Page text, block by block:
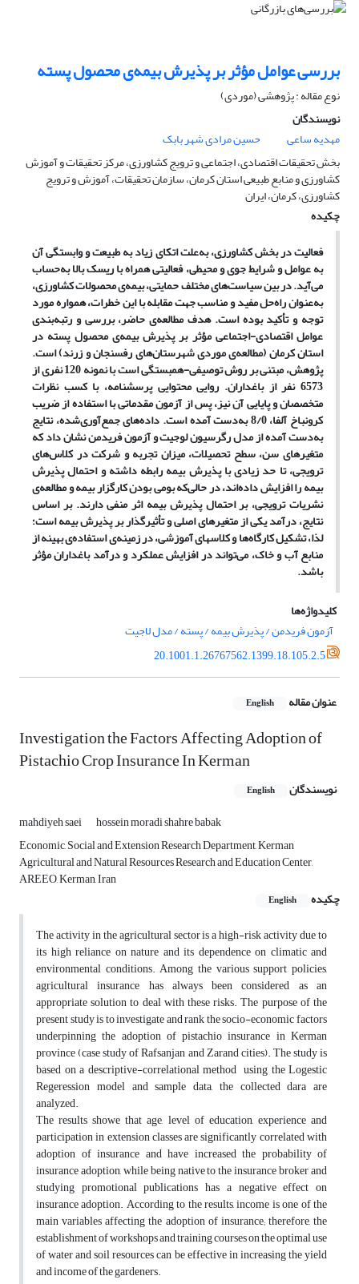
بررسی عوامل مؤثر بر پذیرش بیمه‌ی محصول پسته
نوع مقاله : پژوهشی (موردی)
نویسندگان
مهدیه ساعی
حسین مرادی شهر بابک
بخش تحقیقات اقتصادی، اجتماعی و ترویج کشاورزی، مرکز تحقیقات و آموزش
کشاورزی و منابع طبیعی استان کرمان، سازمان تحقیقات، آموزش و ترویج
کشاورزی، کرمان، ایران
چکیده
فعالیت در بخش کشاورزی، بهعلت اتکای زیاد به طبیعت و وابستگی آن
بهعوامل و شرایط جوی و محیطی، فعالیتی همراه با ریسک بالا بهحساب
میآید. در بین سیاستهای مختلف حمایتی، بیمهی محصولات کشاورزی،
بهعنوان راهحل مفید و مناسب جهت مقابله با این خطرات، همواره مورد
توجه و تأکید بوده است. هدف مطالعهی حاضر، بررسی و رتبهبندی
عوامل اقتصادی-اجتماعی مؤثر بر پذیرش بیمهی محصول پسته در
استان کرمان (مطالعهی موردی شهرستانهای رفسنجان و زرند) است.
پژوهش، مبتنی بر روش توصیفی-همبستگی است با نمونه 120 نفری از
6573 نفر از باغداران. روایی محتوایی پرسشنامه، با کسب نظرات
متخصصان و پایایی آن نیز، پس از آزمون مقدماتی با استفاده از ضریب
کرونباخ آلفا، 8/0 به دست آمده است. دادههای جمعآوریشده، نتایج
بهدست آمده از مدل رگرسیون لوجیت و آزمون فریدمن نشان داد که
متغیرهای سن، سطح تحصیلات، میزان تجربه و شرکت در کلاسهای
ترویجی، تا حد زیادی با پذیرش بیمه رابطه داشته و احتمال پذیرش
بیمه را افزایش دادهاند، در حالیکه بومی بودن کارگزار بیمه و مطالعهی
نشریات ترویجی، بر احتمال پذیرش بیمه اثر منفی دارند. بر اساس
نتایج، درآمد یکی از متغیرهای اصلی و تأثیرگذار بر پذیرش بیمه است؛
لذا، تشکیل کارگاهها و کلاسهای آموزشی، در زمینهی استفادهی بهینه از
منابع آب و خاک، میتواند در افزایش عملکرد و درآمد باغداران مؤثر
باشد.
کلیدواژه‌ها
آزمون فریدمن / پذیرش بیمه / پسته / مدل لاجیت
20.1001.1.26767562.1399.18.105.2.5
عنوان مقاله English
Investigation the Factors Affecting Adoption of
Pistachio Crop Insurance In Kerman
نویسندگان English
mahdiyeh saei
hossein moradi shahre babak
Economic, Social and Extension Research Department, Kerman
Agricultural and Natural Resources Research and Education Center,
AREEO, Kerman, Iran
چکیده
English
The activity in the agricultural sector is a high-risk activity due to
its high reliance on nature and its dependence on climatic and
environmental conditions. Among the various support policies,
agricultural insurance has always been considered as an
appropriate solution to deal with these risks. The purpose of the
present study is to investigate and rank the socio-economic factors
underpinning the adoption of pistachio insurance in Kerman
province (case study of Rafsanjan and Zarand cities). The study is
based on a descriptive-correlational method using the Logestic
Regeression model and sample data, the collected dara are
analyzed.
The results showe that age, level of education, experience and
participation in extension classes are significantly correlated with
adoption of insurance and have increased the probability of
insurance adoption, while being native to the insurance broker and
studying promotional publications has a negative effect on
insurance adoption. According to the results, income is one of the
main variables affecting the adoption of insurance; therefore, the
establishment of workshops and training courses on the optimal use
of water and soil resources can be effective in increasing the yield
and income of the gardeners.